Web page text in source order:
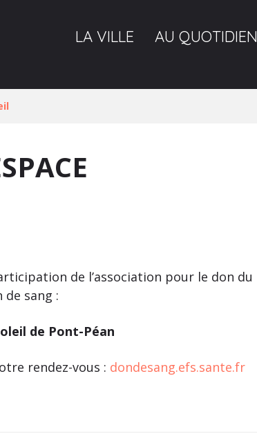
LA VILLE AU QUOTIDIEN
de l’association pour le don du
sang :
de Pont-Péan
rendez-vous : dondesang.efs.sante.fr